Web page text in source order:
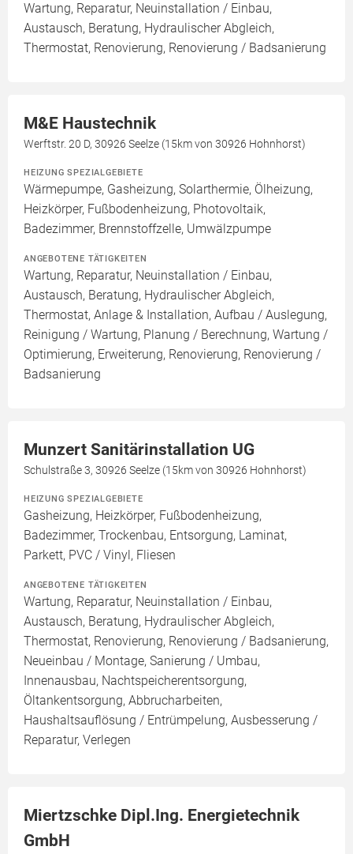
Wartung, Reparatur, Neuinstallation / Einbau,
Austausch, Beratung, Hydraulischer Abgleich,
Thermostat, Renovierung, Renovierung / Badsanierung
M&E Haustechnik
Werftstr. 20 D, 30926 Seelze (15km von 30926 Hohnhorst)
HEIZUNG SPEZIALGEBIETE
Wärmepumpe, Gasheizung, Solarthermie, Ölheizung,
Heizkörper, Fußbodenheizung, Photovoltaik,
Badezimmer, Brennstoffzelle, Umwälzpumpe
ANGEBOTENE TÄTIGKEITEN
Wartung, Reparatur, Neuinstallation / Einbau,
Austausch, Beratung, Hydraulischer Abgleich,
Thermostat, Anlage & Installation, Aufbau / Auslegung,
Reinigung / Wartung, Planung / Berechnung, Wartung /
Optimierung, Erweiterung, Renovierung, Renovierung /
Badsanierung
Munzert Sanitärinstallation UG
Schulstraße 3, 30926 Seelze (15km von 30926 Hohnhorst)
HEIZUNG SPEZIALGEBIETE
Gasheizung, Heizkörper, Fußbodenheizung,
Badezimmer, Trockenbau, Entsorgung, Laminat,
Parkett, PVC / Vinyl, Fliesen
ANGEBOTENE TÄTIGKEITEN
Wartung, Reparatur, Neuinstallation / Einbau,
Austausch, Beratung, Hydraulischer Abgleich,
Thermostat, Renovierung, Renovierung / Badsanierung,
Neueinbau / Montage, Sanierung / Umbau,
Innenausbau, Nachtspeicherentsorgung,
Öltankentsorgung, Abbrucharbeiten,
Haushaltsauflösung / Entrümpelung, Ausbesserung /
Reparatur, Verlegen
Miertzschke Dipl.Ing. Energietechnik
GmbH